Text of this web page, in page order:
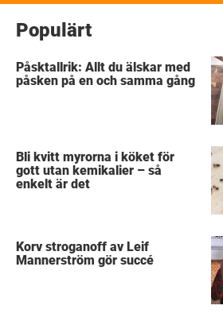
Populärt
Påsktallrik: Allt du älskar med
påsken på en och samma gång
Bli kvitt myrorna i köket för
gott utan kemikalier – så
enkelt är det
Korv stroganoff av Leif
Mannerström gör succé